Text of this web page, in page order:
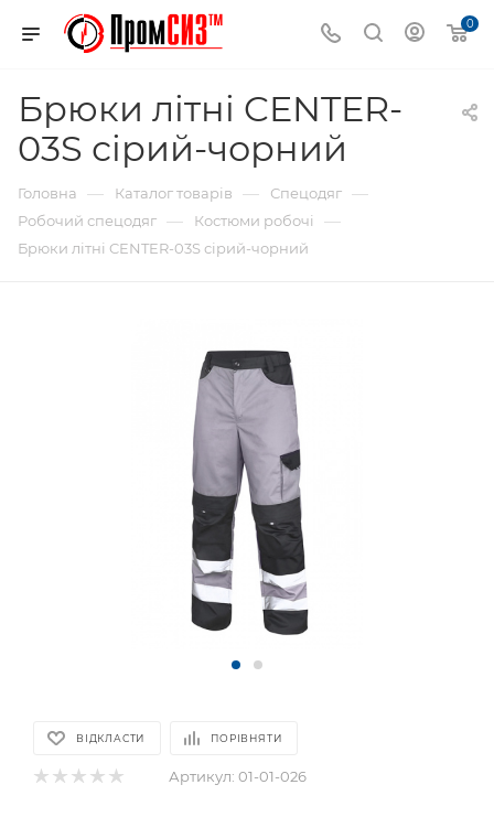
0
Брюки літні CENTER-
03S сірий-чорний
Головна — Каталог товарів — Спецодяг —
Робочий спецодяг — Костюми робочі —
Брюки літні CENTER-03S сірий-чорний
ВІДКЛАСТИ ПОРІВНЯТИ
Артикул: 01-01-026